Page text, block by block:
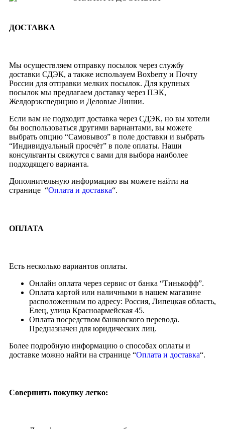
ДОСТАВКА
Мы осуществляем отправку посылок через службу
доставки СДЭК, а также используем Boxberry и Почту
России для отправки мелких посылок. Для крупных
посылок мы предлагаем доставку через ПЭК,
Желдорэкспедицию и Деловые Линии.
Если вам не подходит доставка через СДЭК, но вы хотели
бы воспользоваться другими вариантами, вы можете
выбрать опцию “Самовывоз” в поле доставки и выбрать
“Индивидуальный просчёт” в поле оплаты. Наши
консультанты свяжутся с вами для выбора наиболее
подходящего варианта.
Дополнительную информацию вы можете найти на
странице “Оплата и доставка“.
ОПЛАТА
Есть несколько вариантов оплаты.
Онлайн оплата через сервис от банка “Тинькофф”.
Оплата картой или наличными в нашем магазине
расположенным по адресу: Россия, Липецкая область,
Елец, улица Красноармейская 45.
Оплата посредством банковского перевода.
Предназначен для юридических лиц.
Более подробную информацию о способах оплаты и
доставке можно найти на странице “Оплата и доставка“.
Совершить покупку легко: